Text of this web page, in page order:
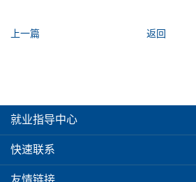
上一篇 返回
就业指导中心
快速联系
友情链接